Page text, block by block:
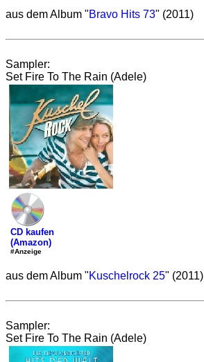
aus dem Album "Bravo Hits 73" (2011)
Sampler:
Set Fire To The Rain (Adele)
CD kaufen
(Amazon)
#Anzeige
aus dem Album "Kuschelrock 25" (2011)
Sampler:
Set Fire To The Rain (Adele)